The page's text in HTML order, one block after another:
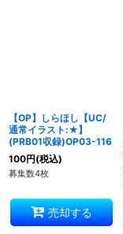
【OP】しらほし【UC/
通常イラスト:★】
(PRB01収録)OP03-116
100円(税込)
募集数4枚
売却する